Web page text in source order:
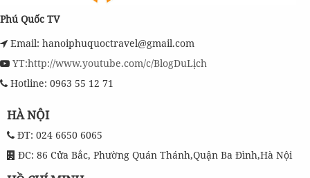
Phú Quốc TV
Email: hanoiphuquoctravel@gmail.com
YT:http://www.youtube.com/c/BlogDuLịch
Hotline: 0963 55 12 71
HÀ NỘI
ĐT: 024 6650 6065
ĐC: 86 Cửa Bắc, Phường Quán Thánh,Quận Ba Đình,Hà Nội